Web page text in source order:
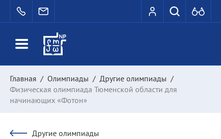
Главная / Олимпиады / Другие олимпиады /
Физическая олимпиада Тюменской области для
начинающих «Фотон»
Другие олимпиады